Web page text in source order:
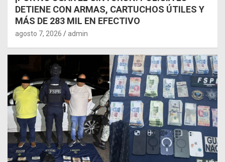
DETIENE CON ARMAS, CARTUCHOS ÚTILES Y
MÁS DE 283 MIL EN EFECTIVO
agosto 7, 2026 admin